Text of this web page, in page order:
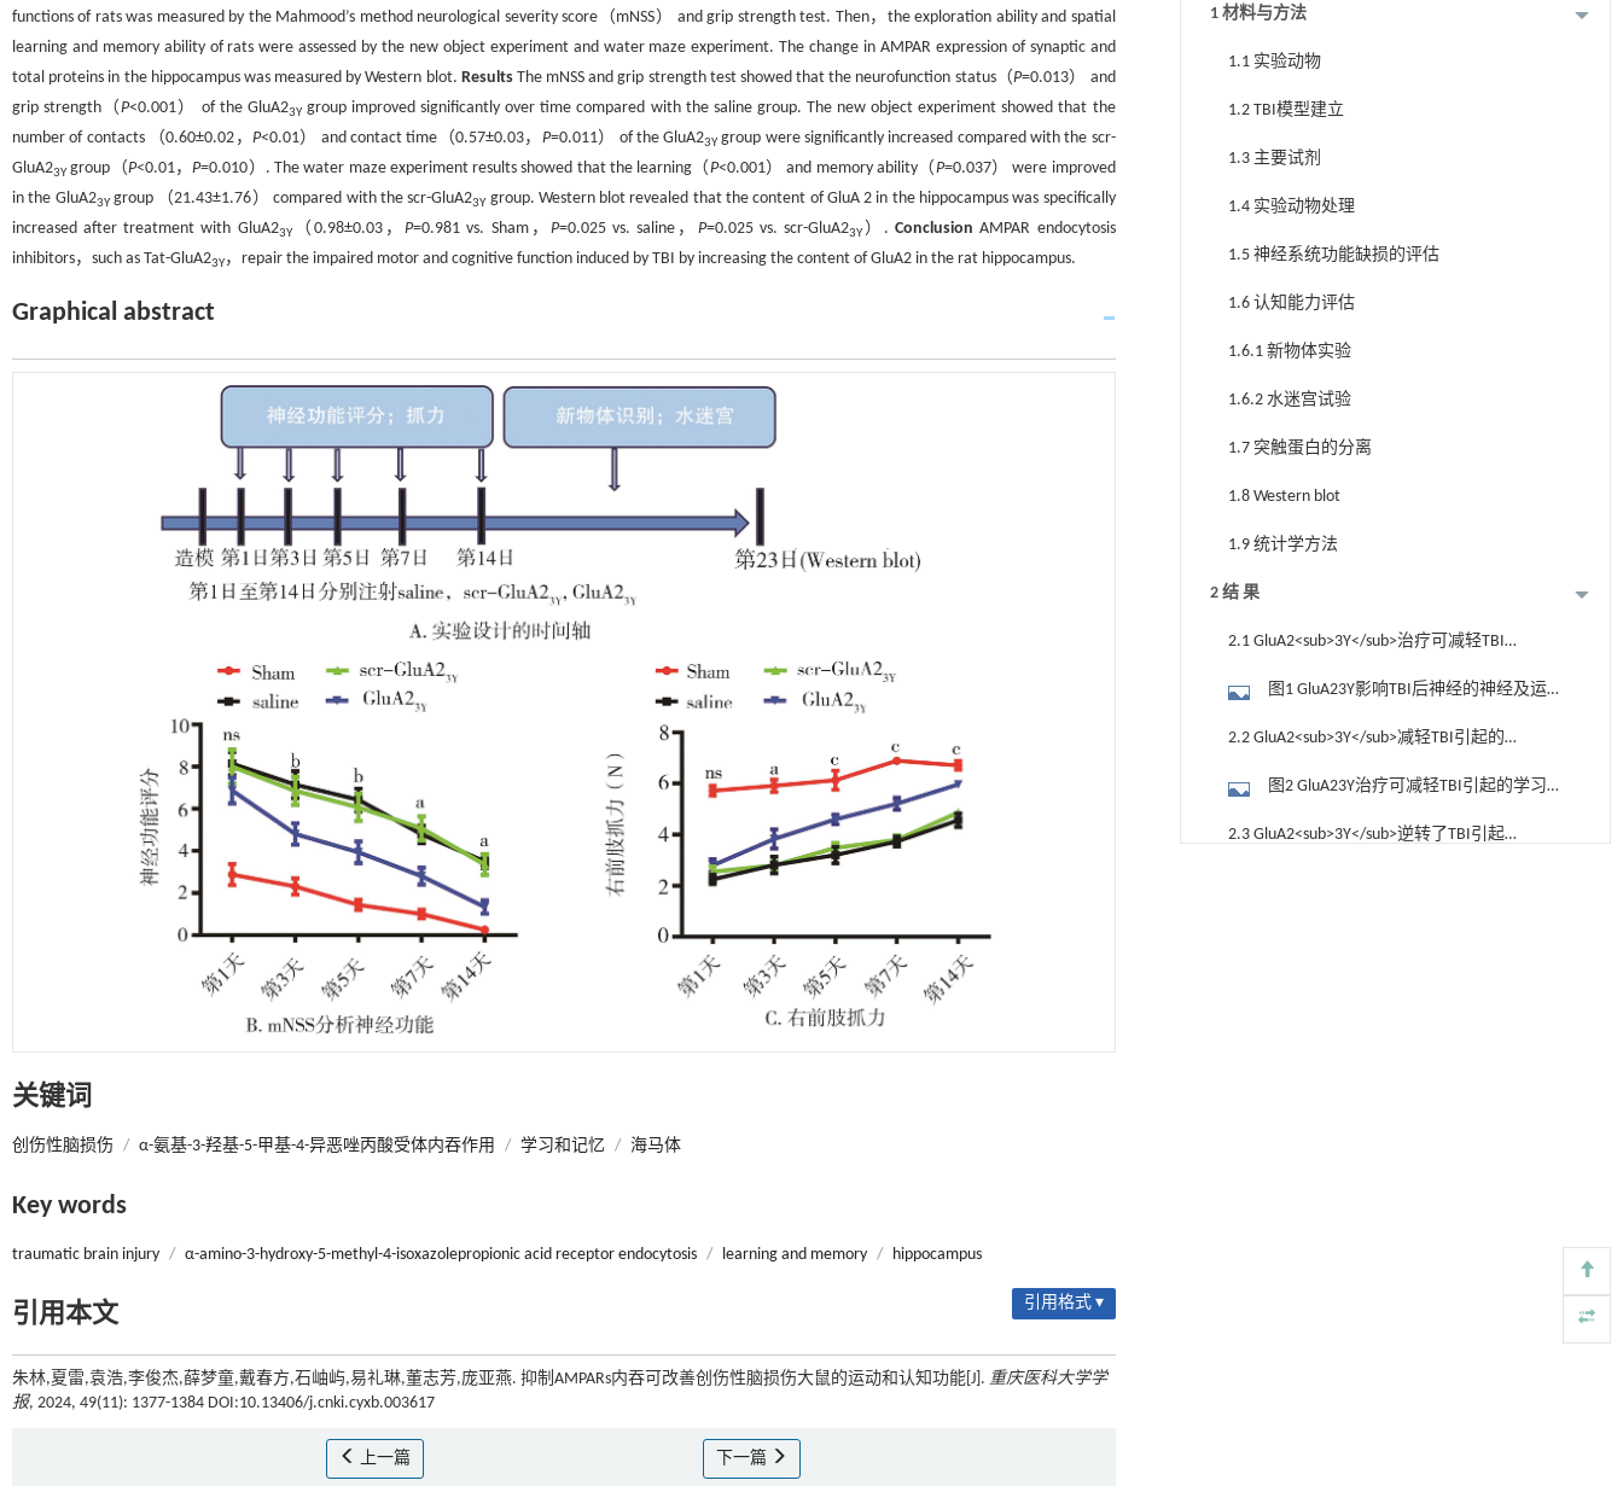
functions of rats was measured by the Mahmood’s method neurological severity score（mNSS） and grip strength test. Then，the exploration ability and spatial
learning and memory ability of rats were assessed by the new object experiment and water maze experiment. The change in AMPAR expression of synaptic and
total proteins in the hippocampus was measured by Western blot. ResultsThe mNSS and grip strength test showed that the neurofunction status（P=0.013） and
grip strength（P<0.001） of the GluA23Ygroup improved significantly over time compared with the saline group. The new object experiment showed that the
number of contacts （0.60±0.02， P<0.01） and contact time（0.57±0.03， P=0.011） of the GluA23Ygroup were significantly increased compared with the scr-
GluA23Ygroup（P<0.01，P=0.010）. The water maze experiment results showed that the learning（P<0.001） and memory ability（P=0.037） were improved
in the GluA23Ygroup （21.43±1.76） compared with the scr-GluA23Ygroup. Western blot revealed that the content of GluA 2 in the hippocampus was specifically
increased after treatment with GluA23Y（0.98±0.03，P=0.981 vs. Sham， P=0.025 vs. saline， P=0.025 vs. scr-GluA23Y）.Conclusion AMPAR endocytosis
inhibitors，such as Tat-GluA23Y，repair the impaired motor and cognitive function induced by TBI by increasing the content of GluA2 in the rat hippocampus.
Graphical abstract
关键词
创伤性脑损伤 / α-氨基-3-羟基-5-甲基-4-异恶唑丙酸受体内吞作用 / 学习和记忆 / 海马体
Key words
traumatic brain injury / α-amino-3-hydroxy-5-methyl-4-isoxazolepropionic acid receptor endocytosis / learning and memory / hippocampus
引用本文 引用格式 ▾
朱林,夏雷,袁浩,李俊杰,薛梦童,戴春方,石岫屿,易礼琳,董志芳,庞亚燕. 抑制AMPARs内吞可改善创伤性脑损伤大鼠的运动和认知功能[J]. 重庆医科大学学
报, 2024, 49(11): 1377-1384 DOI:10.13406/j.cnki.cyxb.003617
上一篇 下一篇
1 材料与方法
1.1 实验动物
1.2 TBI模型建立
1.3 主要试剂
1.4 实验动物处理
1.5 神经系统功能缺损的评估
1.6 认知能力评估
1.6.1 新物体实验
1.6.2 水迷宫试验
1.7 突触蛋白的分离
1.8 Western blot
1.9 统计学方法
2 结 果
2.1 GluA2<sub>3Y</sub>治疗可减轻TBI引
图1 GluA23Y影响TBI后神经的神经及运
2.2 GluA2<sub>3Y</sub>减轻TBI引起的学
图2 GluA23Y治疗可减轻TBI引起的学习
2.3 GluA2<sub>3Y</sub>逆转了TBI引起的